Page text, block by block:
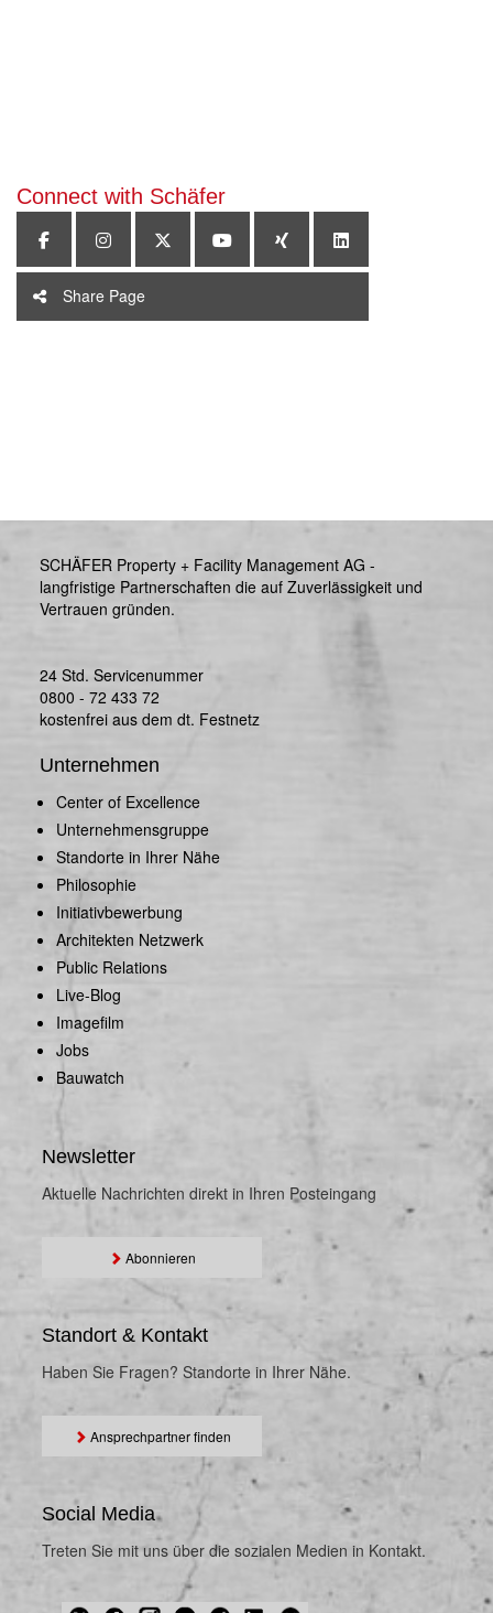
Connect with Schäfer
Share Page
SCHÄFER Property + Facility Management AG -
langfristige Partnerschaften die auf Zuverlässigkeit und
Vertrauen gründen.
24 Std. Servicenummer
0800 - 72 433 72
kostenfrei aus dem dt. Festnetz
Unternehmen
Center of Excellence
Unternehmensgruppe
Standorte in Ihrer Nähe
Philosophie
Initiativbewerbung
Architekten Netzwerk
Public Relations
Live-Blog
Imagefilm
Jobs
Bauwatch
Newsletter
Aktuelle Nachrichten direkt in Ihren Posteingang
Abonnieren
Standort & Kontakt
Haben Sie Fragen? Standorte in Ihrer Nähe.
Ansprechpartner finden
Social Media
Treten Sie mit uns über die sozialen Medien in Kontakt.